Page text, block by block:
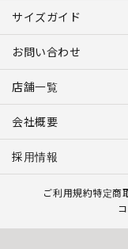
サイズガイド
お問い合わせ
店舗一覧
会社概要
採用情報
ご利用規約特定商